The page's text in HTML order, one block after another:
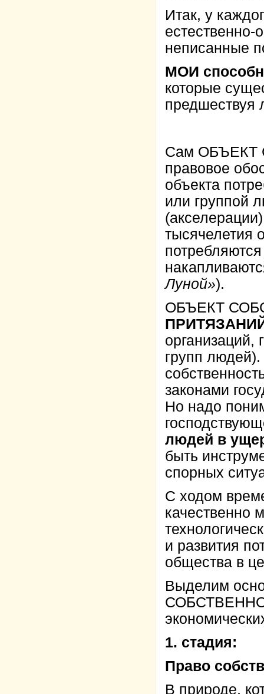
Итак, у
естественно-
неписанные
МОИ
которые
предшествуя
Сам ОБЪЕКТ
правовое
объекта
или группой
тысячелетия
Луной»).
ОБЪЕКТ
организаций,
групп
законами
Но надо
людей в
быть
спорных
С ходом
качественно
и развития
общества в
Выделим
1. стадия:
Право
В природе,